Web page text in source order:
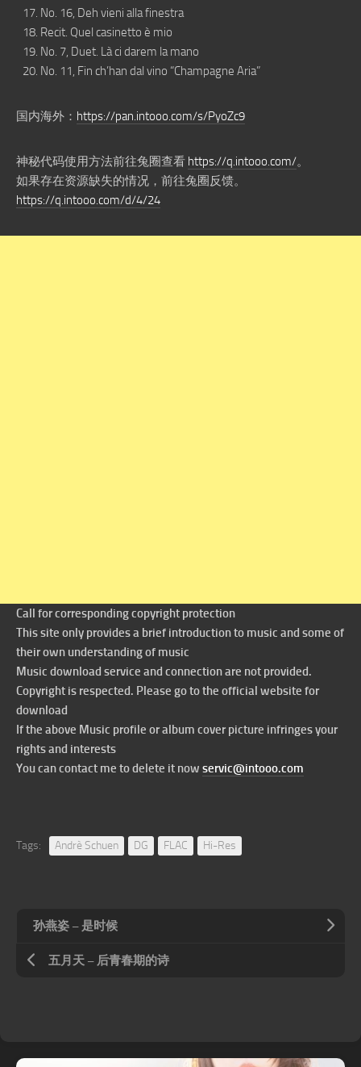
No. 16, Deh vieni alla finestra
Recit. Quel casinetto è mio
No. 7, Duet. Là ci darem la mano
No. 11, Fin ch’han dal vino “Champagne Aria”
国内海外： https://pan.intooo.com/s/PyoZc9
神秘代码使用方法前往兔圈查看 https://q.intooo.com/。
如果存在资源缺失的情况，前往兔圈反馈。
https://q.intooo.com/d/4/24
Call for corresponding copyright protection
This site only provides a brief introduction to music and some of
their own understanding of music
Music download service and connection are not provided.
Copyright is respected. Please go to the official website for
download
If the above Music profile or album cover picture infringes your
rights and interests
You can contact me to delete it now servic@intooo.com
Tags: Andrè Schuen DG FLAC Hi-Res
孙燕姿 – 是时候
五月天 – 后青春期的诗